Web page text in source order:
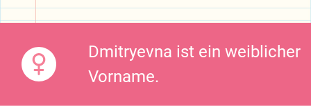
Dmitryevna ist ein weiblicher
Vorname.